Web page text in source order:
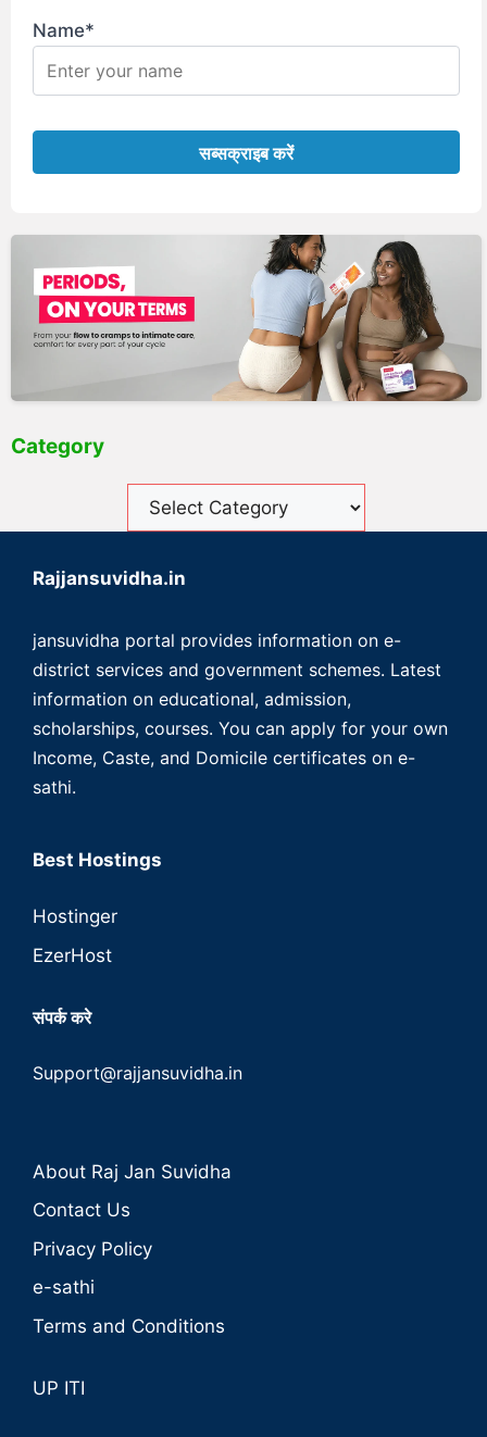
Name*
Category
Rajjansuvidha.in
jansuvidha portal provides information on e-
district services and government schemes. Latest
information on educational, admission,
scholarships, courses. You can apply for your own
Income, Caste, and Domicile certificates on e-
sathi.
Best Hostings
Hostinger
EzerHost
संपर्क करे
Support@rajjansuvidha.in
About Raj Jan Suvidha
Contact Us
Privacy Policy
e-sathi
Terms and Conditions
UP ITI